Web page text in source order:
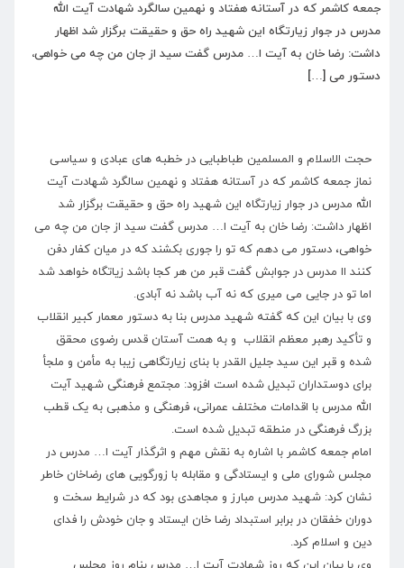
جمعه کاشمر که در آستانه هفتاد و نهمین سالگرد شهادت آیت الله
مدرس در جوار زیارتگاه این شهید راه حق و حقیقت برگزار شد اظهار
داشت: رضا خان به آیت ا… مدرس گفت سید از جان من چه می خواهی،
دستور می […]
حجت الاسلام و المسلمین طباطبایی در خطبه های عبادی و سیاسی
نماز جمعه کاشمر که در آستانه هفتاد و نهمین سالگرد شهادت آیت
الله مدرس در جوار زیارتگاه این شهید راه حق و حقیقت برگزار شد
اظهار داشت: رضا خان به آیت ا… مدرس گفت سید از جان من چه می
خواهی، دستور می دهم که تو را جوری بکشند که در میان کفار دفن
کنند اا مدرس در جوابش گفت قبر من هر کجا باشد زیاتگاه خواهد شد
اما تو در جایی می میری که نه آب باشد نه آبادی.
وی با بیان این که گفته شهید مدرس بنا به دستور معمار کبیر انقلاب
و تأکید رهبر معظم انقلاب و به همت آستان قدس رضوی محقق
شده و قبر این سید جلیل القدر با بنای زیارتگاهی زیبا به مأمن و ملجأ
برای دوستداران تبدیل شده است افزود: مجتمع فرهنگی شهید آیت
الله مدرس با اقدامات مختلف عمرانی، فرهنگی و مذهبی به یک قطب
بزرگ فرهنگی در منطقه تبدیل شده است.
امام جمعه کاشمر با اشاره به نقش مهم و اثرگذار آیت ا… مدرس در
مجلس شورای ملی و ایستادگی و مقابله با زورگویی های رضاخان خاطر
نشان کرد: شهید مدرس مبارز و مجاهدی بود که در شرایط سخت و
دوران خفقان در برابر استبداد رضا خان ایستاد و جان خودش را فدای
دین و اسلام کرد.